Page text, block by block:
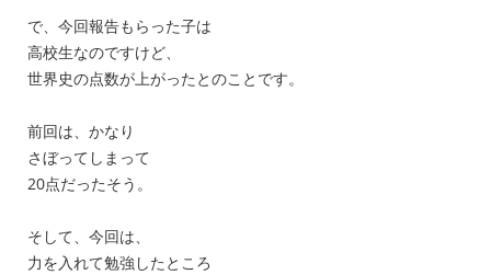
で、今回報告もらった子は
高校生なのですけど、
世界史の点数が上がったとのことです。
前回は、かなり
さぼってしまって
20点だったそう。
そして、今回は、
力を入れて勉強したところ